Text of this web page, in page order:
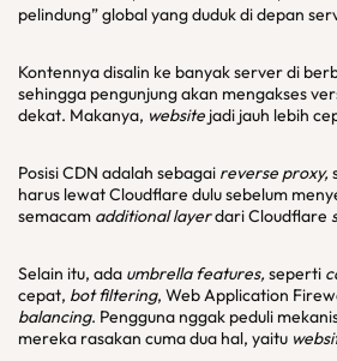
pelindung” global yang duduk di depan
Kontennya disalin ke banyak server di
sehingga pengunjung akan mengakses
dekat. Makanya, website jadi jauh lebih
Posisi CDN adalah sebagai reverse proxy,
harus lewat Cloudflare dulu sebelum
semacam additional layerdari Cloudflare
Selain itu, ada umbrella features, seperti
cepat, bot filtering, Web Application
balancing. Pengguna nggak peduli
mereka rasakan cuma dua hal, yaitu